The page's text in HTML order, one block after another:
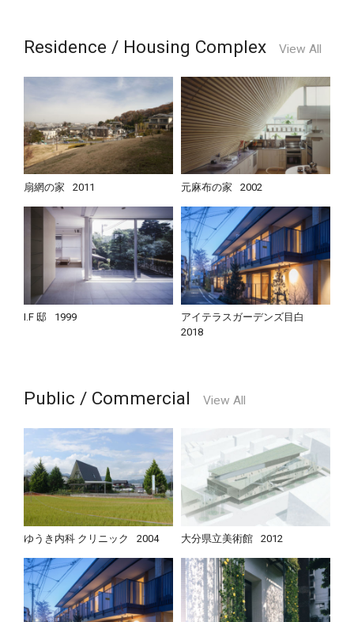
Residence / Housing Complex View All
扇網の家 2011 元麻布の家 2002
I.F 邸 1999
アイテラスガーデンズ目白
2018
Public / Commercial View All
ゆうき内科 クリニック 2004 大分県立美術館 2012